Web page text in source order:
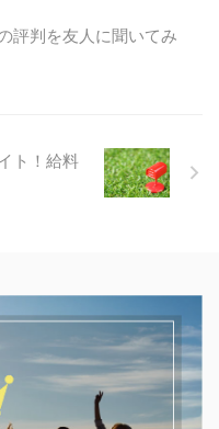
評判を友人に聞いてみ
ト！給料